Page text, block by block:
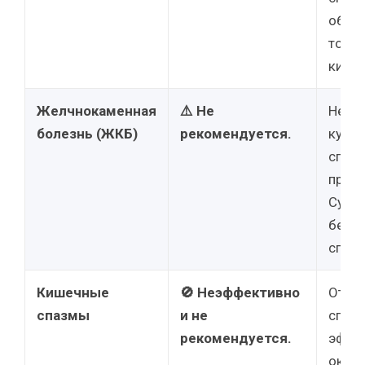
Желчнокаменная
болезнь (ЖКБ)
⚠️ Не
рекомендуется.
Не
при
Кишечные
спазмы
🚫 Неэффективно
и не
рекомендуется.